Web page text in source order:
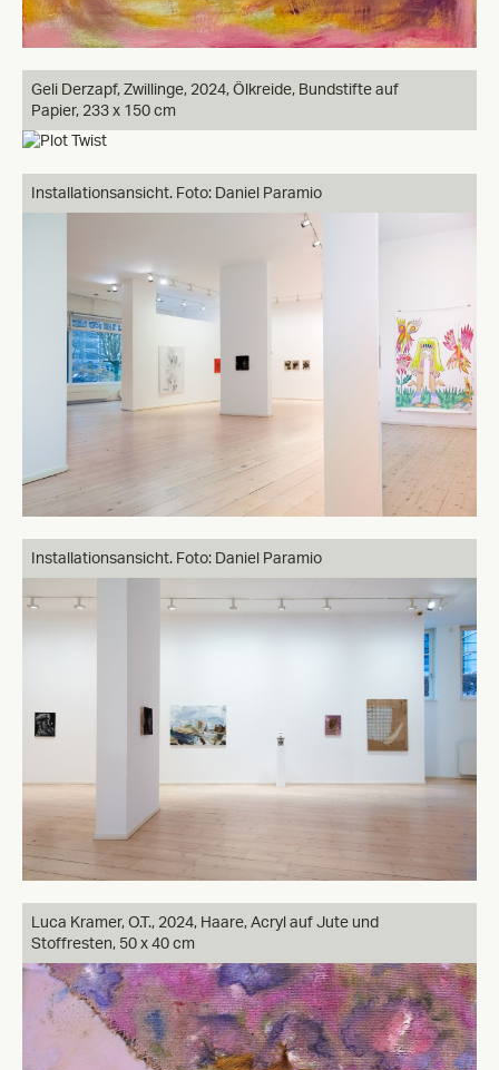
Geli Derzapf, Zwillinge, 2024, Ölkreide, Bundstifte auf
Papier, 233 x 150 cm
Installationsansicht. Foto: Daniel Paramio
Installationsansicht. Foto: Daniel Paramio
Luca Kramer, O.T., 2024, Haare, Acryl auf Jute und
Stoffresten, 50 x 40 cm